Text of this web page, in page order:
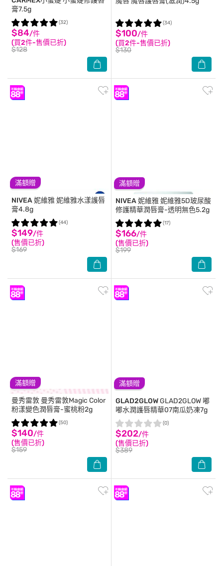
膏7.5g
$84/件
(買2件-售價已折)
$128
(32)
$100/件
(買2件-售價已折)
$130
(34)
滿額贈
NIVEA 妮維雅妮維雅水漾護唇
膏4.8g
$149/件
(售價已折)
$169
(44)
滿額贈
NIVEA 妮維雅妮維雅5D玻尿酸
修護精華潤唇膏-透明無色5.2g
$166/件
(售價已折)
$199
(17)
滿額贈
曼秀雷敦 曼秀雷敦Magic Color
粉漾變色潤唇膏-蜜桃粉2g
$140/件
(售價已折)
$159
(50)
滿額贈
GLAD2GLOWGLAD2GLOW 嘟
嘟水潤護唇精華07南瓜奶凍7g
$202/件
(售價已折)
$389
(0)